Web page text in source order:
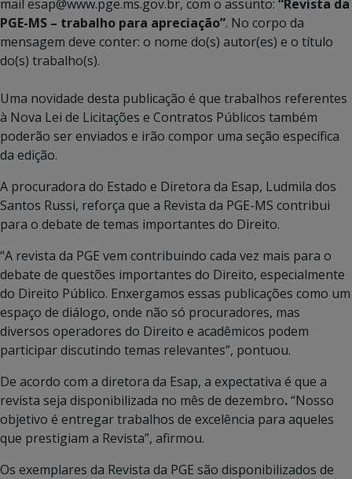
mail esap@www.pge.ms.gov.br, com o assunto: “Revista da
PGE-MS – trabalho para apreciação”. No corpo da
mensagem deve conter: o nome do(s) autor(es) e o título
do(s) trabalho(s).
Uma novidade desta publicação é que trabalhos referentes
à Nova Lei de Licitações e Contratos Públicos também
poderão ser enviados e irão compor uma seção específica
da edição.
A procuradora do Estado e Diretora da Esap, Ludmila dos
Santos Russi, reforça que a Revista da PGE-MS contribui
para o debate de temas importantes do Direito.
“A revista da PGE vem contribuindo cada vez mais para o
debate de questões importantes do Direito, especialmente
do Direito Público. Enxergamos essas publicações como um
espaço de diálogo, onde não só procuradores, mas
diversos operadores do Direito e acadêmicos podem
participar discutindo temas relevantes”, pontuou.
De acordo com a diretora da Esap, a expectativa é que a
revista seja disponibilizada no mês de dezembro.“Nosso
objetivo é entregar trabalhos de excelência para aqueles
que prestigiam a Revista”, afirmou.
Os exemplares da Revista da PGE são disponibilizados de